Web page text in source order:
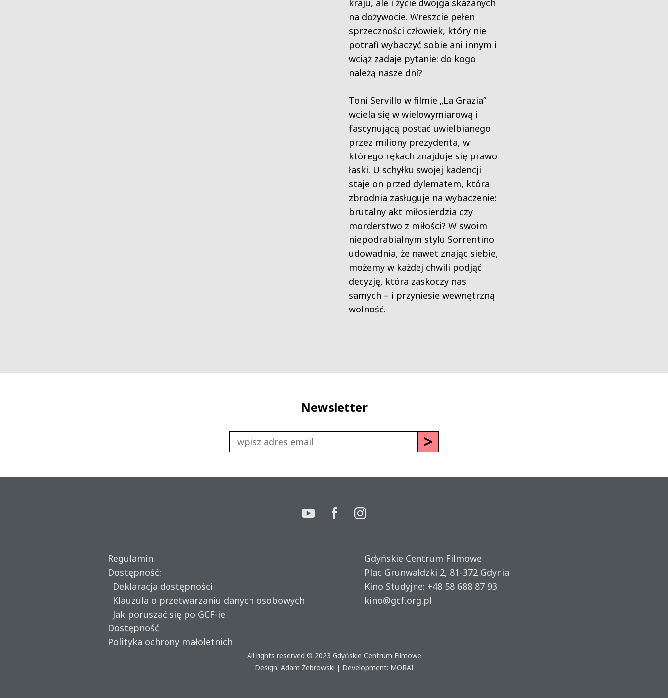
kraju, ale i życie dwojga skazanych
na dożywocie. Wreszcie pełen
sprzeczności człowiek, który nie
potrafi wybaczyć sobie ani innym i
wciąż zadaje pytanie: do kogo
należą nasze dni?
Toni Servillo w filmie „La Grazia”
wciela się w wielowymiarową i
fascynującą postać uwielbianego
przez miliony prezydenta, w
którego rękach znajduje się prawo
łaski. U schyłku swojej kadencji
staje on przed dylematem, która
zbrodnia zasługuje na wybaczenie:
brutalny akt miłosierdzia czy
morderstwo z miłości? W swoim
niepodrabialnym stylu Sorrentino
udowadnia, że nawet znając siebie,
możemy w każdej chwili podjąć
decyzję, która zaskoczy nas
samych – i przyniesie wewnętrzną
wolność.
Newsletter
Regulamin
Dostępność:
Deklaracja dostępności
Klauzula o przetwarzaniu danych osobowych
Jak poruszać się po GCF-ie
Dostępność
Polityka ochrony małoletnich
Gdyńskie Centrum Filmowe
Plac Grunwaldzki 2, 81-372 Gdynia
Kino Studyjne: +48 58 688 87 93
kino@gcf.org.pl
All rights reserved © 2023 Gdyńskie Centrum Filmowe
Design: Adam Żebrowski | Development: MORAI